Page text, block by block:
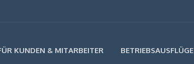
KUNDEN & MITARBEITER BETRIEBSAUSFLÜGE